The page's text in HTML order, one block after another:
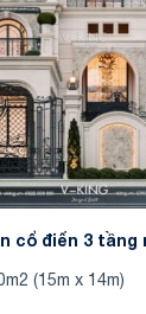
cổ điển 3 tầng
(15m x 14m)